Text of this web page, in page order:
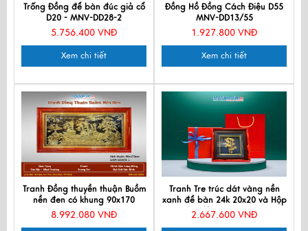
Trống Đồng để bàn đúc giả cổ
D20 - MNV-DD28-2
5.756.400 VNĐ
Xem chi tiết
Đồng Hồ Đồng Cách Điệu D55
MNV-DD13/55
1.927.800 VNĐ
Xem chi tiết
Tranh Đồng thuyền thuận Buồm
nền đen có khung 90x170
DD979-1
8.992.080 VNĐ
Tranh Tre trúc dát vàng nền
xanh để bàn 24k 20x20 và Hộp
xilot đỏ - MNVHD04.9
2.667.600 VNĐ